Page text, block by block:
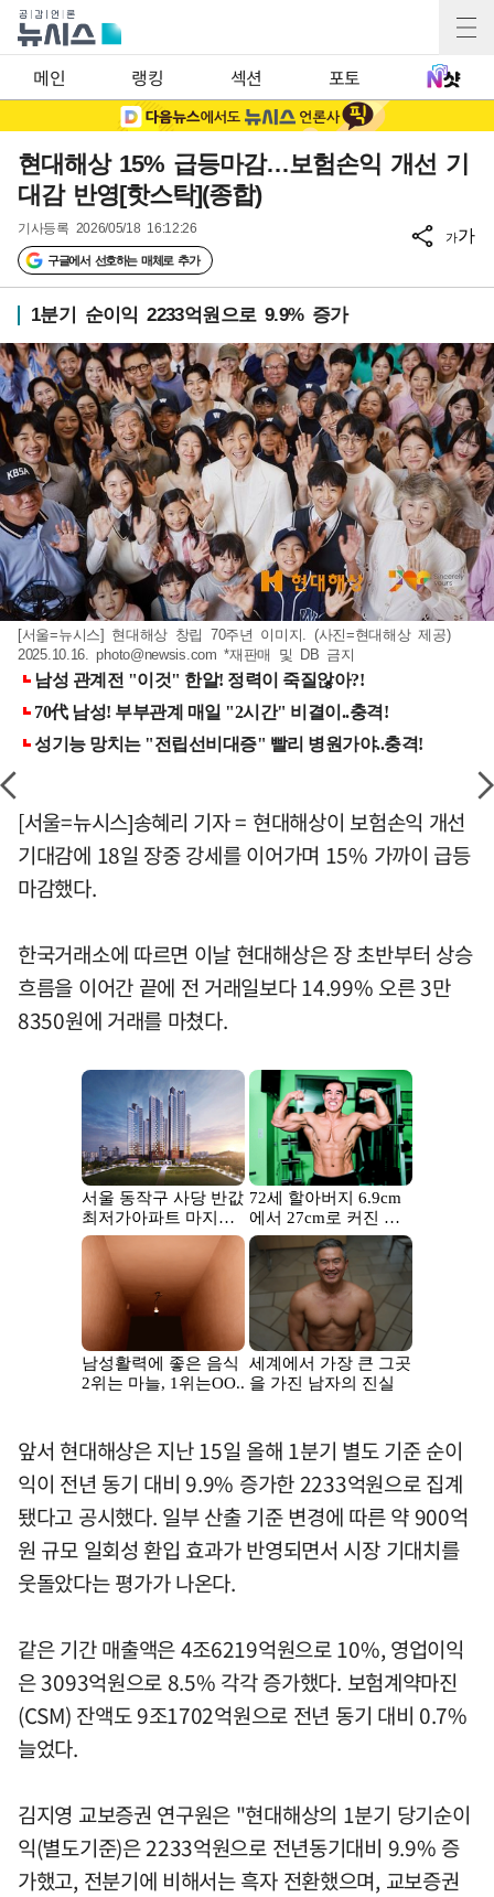
메인 랭킹 섹션 포토
현대해상 15% 급등마감…보험손익 개선 기
대감 반영[핫스탁](종합)
기사등록 2026/05/18 16:12:26
구글에서 선호하는 매체로 추가
가가
1분기 순이익 2233억원으로 9.9% 증가
[서울=뉴시스] 현대해상 창립 70주년 이미지. (사진=현대해상 제공)
2025.10.16.photo@newsis.com *재판매 및 DB 금지
[서울=뉴시스]송혜리 기자 = 현대해상이 보험손익 개선
기대감에 18일 장중 강세를 이어가며 15% 가까이 급등
마감했다.
한국거래소에 따르면 이날 현대해상은 장 초반부터 상승
흐름을 이어간 끝에 전 거래일보다 14.99% 오른 3만
8350원에 거래를 마쳤다.
앞서 현대해상은 지난 15일 올해 1분기 별도 기준 순이
익이 전년 동기 대비 9.9% 증가한 2233억원으로 집계
됐다고 공시했다. 일부 산출 기준 변경에 따른 약 900억
원 규모 일회성 환입 효과가 반영되면서 시장 기대치를
웃돌았다는 평가가 나온다.
같은 기간 매출액은 4조6219억원으로 10%, 영업이익
은 3093억원으로 8.5% 각각 증가했다. 보험계약마진
(CSM) 잔액도 9조1702억원으로 전년 동기 대비 0.7%
늘었다.
김지영 교보증권 연구원은 "현대해상의 1분기 당기순이
익(별도기준)은 2233억원으로 전년동기대비 9.9% 증
가했고, 전분기에 비해서는 흑자 전환했으며, 교보증권